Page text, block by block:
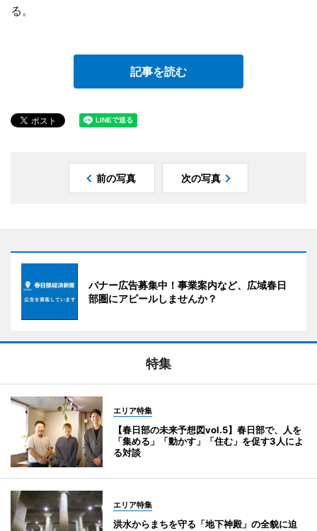
る。
記事を読む
前の写真 次の写真
バナー広告募集中！事業案内など、広域春日
部圏にアピールしませんか？
特集
エリア特集
【春日部の未来予想図vol.5】春日部で、人を
「集める」「動かす」「住む」を促す3人によ
る対談
エリア特集
洪水からまちを守る「地下神殿」の全貌に迫